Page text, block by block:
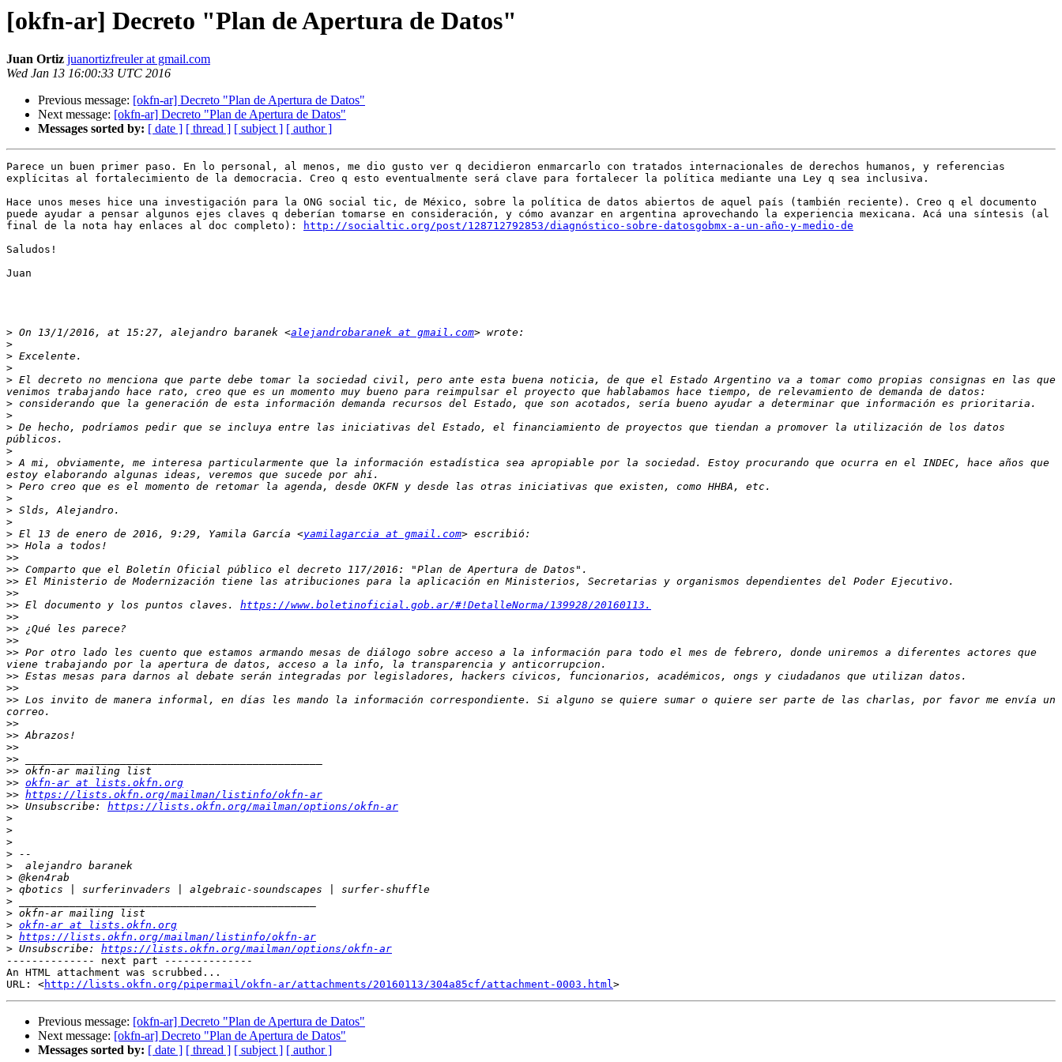
[okfn-ar] Decreto "Plan de Apertura de Datos"
Juan Ortiz juanortizfreuler at gmail.com
Wed Jan 13 16:00:33 UTC 2016
Previous message: [okfn-ar] Decreto "Plan de Apertura de Datos"
Next message: [okfn-ar] Decreto "Plan de Apertura de Datos"
Messages sorted by: [ date ] [ thread ] [ subject ] [ author ]
Parece un buen primer paso. En lo personal, al menos, me dio gusto ver q decidieron enmarcarlo con tratados internacionales de derechos humanos, y referencias
explícitas al fortalecimiento de la democracia. Creo q esto eventualmente será clave para fortalecer la política mediante una Ley q sea inclusiva.
Hace unos meses hice una investigación para la ONG social tic, de México, sobre la política de datos abiertos de aquel país (también reciente). Creo q el documento
puede ayudar a pensar algunos ejes claves q deberían tomarse en consideración, y cómo avanzar en argentina aprovechando la experiencia mexicana. Acá una síntesis (al
final de la nota hay enlaces al doc completo):
http://socialtic.org/post/128712792853/diagnóstico-sobre-datosgobmx-a-un-año-y-medio-de
Saludos!
Juan
> On 13/1/2016, at 15:27, alejandro baranek <alejandrobaranek at gmail.com
>
>
>
> El decreto no menciona que parte debe tomar la sociedad civil, pero ante esta buena noticia, de que el Estado Argentino va a tomar como propias consignas en las que
>
>
> De hecho, podríamos pedir que se incluya entre las iniciativas del Estado, el financiamiento de proyectos que tiendan a promover la utilización de los datos
>
> A mi, obviamente, me interesa particularmente que la información estadística sea apropiable por la sociedad. Estoy procurando que ocurra en el INDEC, hace años que
>
>
>
>
> El 13 de enero de 2016, 9:29, Yamila García <yamilagarcia at gmail.com
>>
>>
>>
>>
>>
>> El documento y los puntos claves. https://www.boletinoficial.gob.ar/#!DetalleNorma/139928/20160113.
>>
>>
>>
>> Por otro lado les cuento que estamos armando mesas de diálogo sobre acceso a la información para todo el mes de febrero, donde uniremos a diferentes actores que
>>
>>
>> Los invito de manera informal, en días les mando la información correspondiente. Si alguno se quiere sumar o quiere ser parte de las charlas, por favor me envía un
>>
>>
>>
>>
>>
>> okfn-ar at lists.okfn.org
>> https://lists.okfn.org/mailman/listinfo/okfn-ar
>> Unsubscribe: https://lists.okfn.org/mailman/options/okfn-ar
>
>
>
>
>
>
>
>
>
> okfn-ar at lists.okfn.org
> https://lists.okfn.org/mailman/listinfo/okfn-ar
> Unsubscribe: https://lists.okfn.org/mailman/options/okfn-ar
-------------- next part --------------
An HTML attachment was scrubbed...
URL: <http://lists.okfn.org/pipermail/okfn-ar/attachments/20160113/304a85cf/attachment-0003.html
Previous message: [okfn-ar] Decreto "Plan de Apertura de Datos"
Next message: [okfn-ar] Decreto "Plan de Apertura de Datos"
Messages sorted by: [ date ] [ thread ] [ subject ] [ author ]